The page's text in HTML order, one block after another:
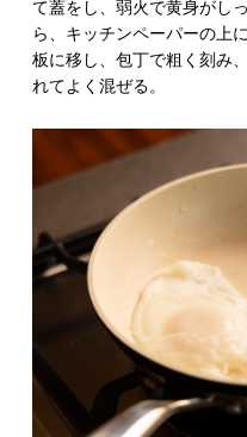
て蓋をし、弱火で黄身がし
ら、キッチンペーパーの上
板に移し、包丁で粗く刻み
れてよく混ぜる。